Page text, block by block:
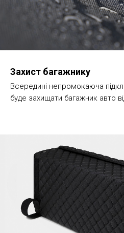
Захист багажнику
Всередині непромокаюча
буде захищати багажник авто